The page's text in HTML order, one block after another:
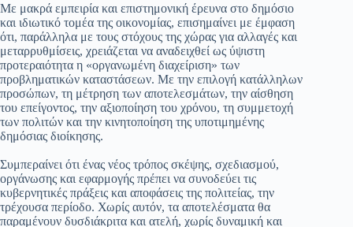
Mε μακρά εμπειρία και επιστημονική έρευνα στο δημόσιο
και ιδιωτικό τομέα της οικονομίας, επισημαίνει με έμφαση
ότι, παράλληλα με τους στόχους της χώρας για αλλαγές και
μεταρρυθμίσεις, χρειάζεται να αναδειχθεί ως ύψιστη
προτεραιότητα η «οργανωμένη διαχείριση» των
προβληματικών καταστάσεων. Με την επιλογή κατάλληλων
προσώπων, τη μέτρηση των αποτελεσμάτων, την αίσθηση
του επείγοντος, την αξιοποίηση του χρόνου, τη συμμετοχή
των πολιτών και την κινητοποίηση της υποτιμημένης
δημόσιας διοίκησης.
Συμπεραίνει ότι ένας νέος τρόπος σκέψης, σχεδιασμού,
οργάνωσης και εφαρμογής πρέπει να συνοδεύει τις
κυβερνητικές πράξεις και αποφάσεις της πολιτείας, την
τρέχουσα περίοδο. Χωρίς αυτόν, τα αποτελέσματα θα
παραμένουν δυσδιάκριτα και ατελή, χωρίς δυναμική και